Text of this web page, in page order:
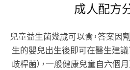
成人配方
兒童益生菌幾歲可以食，答案因
生的嬰兒出生後即可在醫生建
歧桿菌），一般健康兒童自六個